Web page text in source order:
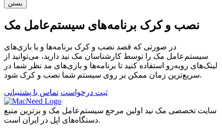
بستن
نصب و کرک برنامه‌های سیستم‌عامل مک
در صورتی که قصد نصب و کرک برنامه‌ها و یا بازی‌های
سیستم‌عامل مک را توسط کارشناسان مک نید دارید، می‌توانید از
لینک‌های رو‌به‌رو استفاده کنید تا برنامه‌ها و بازی‌های مد نظر شما در
سریع‌ترین زمان ممکن بر روی سیستم شما نصب و کرک شود.
ثبت درخواست تماس با پشتیبانی
سایت تخصصی مک نید اولین مرجع سیستم‌عامل مک و برترین منبع
دستگاه‌های اپل در ایران است.